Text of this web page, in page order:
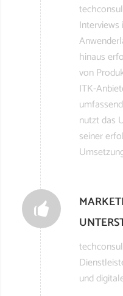
hinaus
von
ITK-
nutzt das
seiner
und